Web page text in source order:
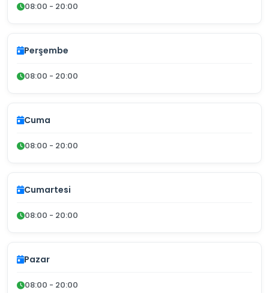
08:00 - 20:00
Perşembe
08:00 - 20:00
Cuma
08:00 - 20:00
Cumartesi
08:00 - 20:00
Pazar
08:00 - 20:00